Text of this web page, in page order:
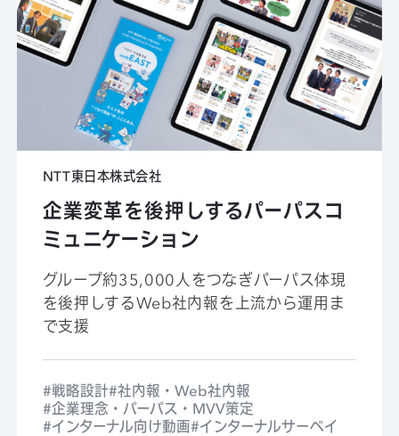
NTT東日本株式会社
企業変革を後押しするパーパスコ
ミュニケーション
グループ約35,000人をつなぎパーパス体現
を後押しするWeb社内報を上流から運用ま
で支援
戦略設計 社内報・Web社内報
企業理念・パーパス・MVV策定
インターナル向け動画 インターナルサーベイ